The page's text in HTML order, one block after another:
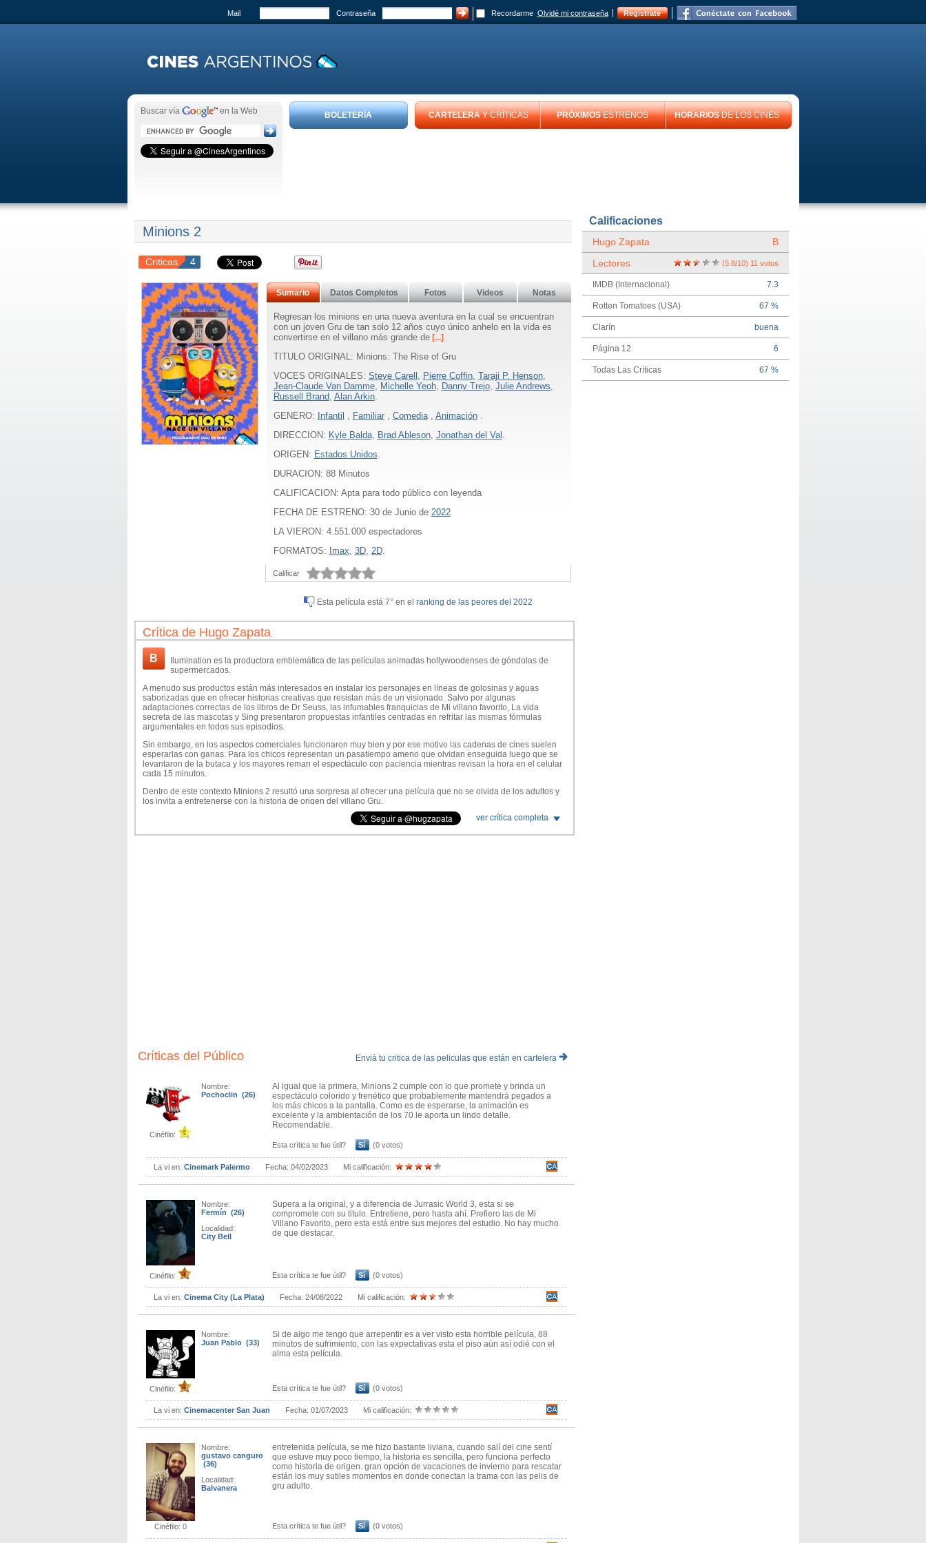
Mail Contraseña Recordarme Olvidé mi contraseña Registrate
Buscar vía en la Web BOLETERÍA CARTELERAY CRÍTICAS PRÓXIMOSESTRENOS HORARIOSDE LOS CINES
Minions 2
Criticas 4
Sumario Datos Completos Fotos Videos Notas
Regresan los minions en una nueva aventura en la cual se encuentran
con un joven Gru de tan solo 12 años cuyo único anhelo en la vida es
convertirse en el villano más grande de[...]
TITULO ORIGINAL: Minions: The Rise of Gru
VOCES ORIGINALES: Steve Carell , Pierre Coffin, Taraji P. Henson,
Jean-Claude Van Damme, Michelle Yeoh, Danny Trejo, Julie Andrews,
Russell Brand, Alan Arkin.
GENERO:
Infantil , Familiar, Comedia, Animación.
DIRECCION: Kyle Balda, Brad Ableson, Jonathan del Val .
ORIGEN: Estados Unidos.
DURACION: 88Minutos
CALIFICACION: Apta para todo público con leyenda
FECHA DE ESTRENO: 30 de Junio de 2022
LA VIERON: 4.551.000 espectadores
FORMATOS: Imax, 3D, 2D.
Calificar
Esta película está 7° en el ranking de las peores del 2022
Crítica de Hugo Zapata
B
Ilumination es la productora emblemática de las películas animadas hollywoodenses de góndolas de
supermercados.
A menudo sus productos están más interesados en instalar los personajes en líneas de golosinas y aguas
saborizadas que en ofrecer historias creativas que resistan más de un visionado. Salvo por algunas
adaptaciones correctas de los libros de Dr Seuss, las infumables franquicias de Mi villano favorito, La vida
secreta de las mascotas y Sing presentaron propuestas infantiles centradas en refritar las mismas fórmulas
argumentales en todos sus episodios.
Sin embargo, en los aspectos comerciales funcionaron muy bien y por ese motivo las cadenas de cines suelen
esperarlas con ganas. Para los chicos representan un pasatiempo ameno que olvidan enseguida luego que se
levantaron de la butaca y los mayores reman el espectáculo con paciencia mientras revisan la hora en el celular
cada 15 minutos.
Dentro de este contexto Minions 2 resultó una sorpresa al ofrecer una película que no se olvida de los adultos y
los invita a entretenerse con la historia de origen del villano Gru.
El conflicto es muy simple para que los niños lo puedan seguir con facilidad pero cuenta con una particularidad
cariñoso tributo nostálgico a la cultura popular de esa década.
En resumen, Minion 2 probablemente va a entretener más a los chicos que la soporífera Lightyear y en esta
oportunidad los adultos encontrarán una propuesta mucho más llevadera.
ver crítica completa
Enviá tu critica de las peliculas que están en cartelera
Críticas del Público
Cinéfilo:
Nombre:
Pochoclin (26)
Al igual que la primera, Minions 2 cumple con lo que promete y brinda un
espectáculo colorido y frenético que probablemente mantendrá pegados a
los más chicos a la pantalla. Como es de esperarse, la animación es
excelente y la ambientación de los 70 le aporta un lindo detalle.
Recomendable.
Esta crítica te fue útil? Sí (0 votos)
La vi en:Cinemark Palermo Fecha:04/02/2023 Mi calificación:
Cinéfilo:
Nombre:
Fermín (26)
Localidad:
City Bell
Supera a la original, y a diferencia de Jurrasic World 3, esta si se
compromete con su titulo. Entretiene, pero hasta ahí. Prefiero las de Mi
Villano Favorito, pero esta está entre sus mejores del estudio. No hay mucho
de que destacar.
Esta crítica te fue útil? Sí (0 votos)
La vi en:Cinema City (La Plata) Fecha:24/08/2022 Mi calificación:
Cinéfilo:
Nombre:
Juan Pablo (33)
Si de algo me tengo que arrepentir es a ver visto esta horrible película, 88
minutos de sufrimiento, con las expectativas esta el piso aún así odié con el
alma esta película.
Esta crítica te fue útil? Sí (0 votos)
La vi en:Cinemacenter San Juan Fecha:01/07/2023 Mi calificación:
Cinéfilo: 0
Nombre:
gustavo canguro
(36)
Localidad:
Balvanera
entretenida película, se me hizo bastante liviana, cuando salí del cine sentí
que estuve muy poco tiempo, la historia es sencilla, pero funciona perfecto
como historia de origen. gran opción de vacaciones de invierno para rescatar
están los muy sutiles momentos en donde conectan la trama con las pelis de
gru adulto.
Esta crítica te fue útil? Sí (0 votos)
Calificaciones
Hugo Zapata
B
Lectores
(5.8/10) 11 votos
IMDB (Internacional) 7.3
Rotten Tomatoes (USA) 67 %
Clarín buena
Página 12 6
Todas Las Críticas 67 %